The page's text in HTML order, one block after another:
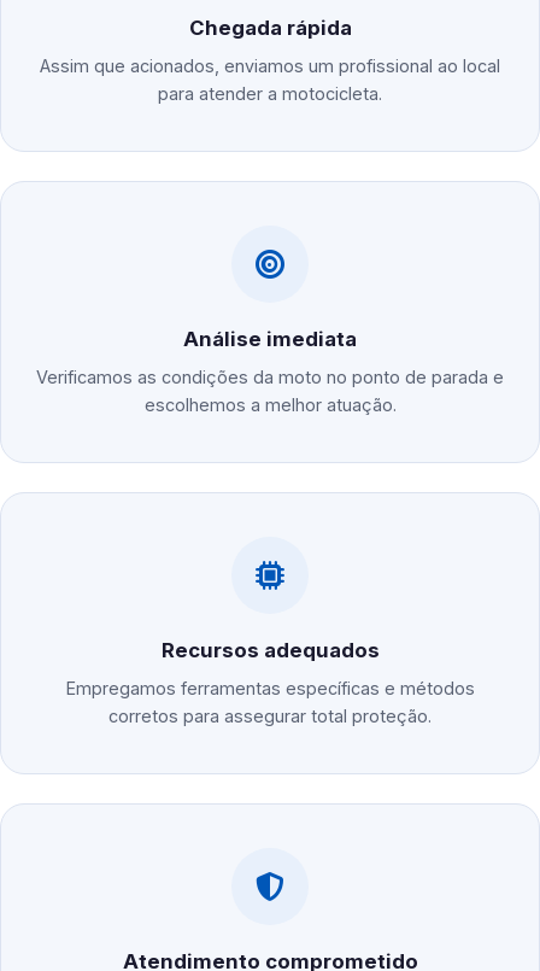
Chegada rápida
Assim que acionados, enviamos um profissional ao local
para atender a motocicleta.
Análise imediata
Verificamos as condições da moto no ponto de parada e
escolhemos a melhor atuação.
Recursos adequados
Empregamos ferramentas específicas e métodos
corretos para assegurar total proteção.
Atendimento comprometido